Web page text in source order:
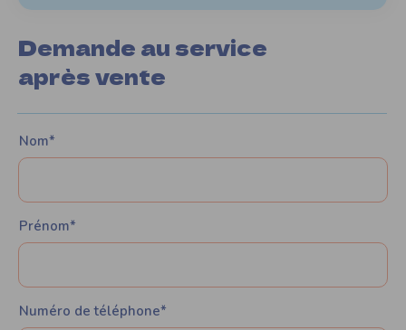
Demande au service
après vente
Nom*
Prénom*
Numéro de téléphone*